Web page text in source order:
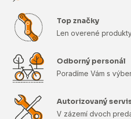
Top značky
Len overené
Odborný personál
Poradíme Vám s
Autorizovaný
V zázemí dvoch